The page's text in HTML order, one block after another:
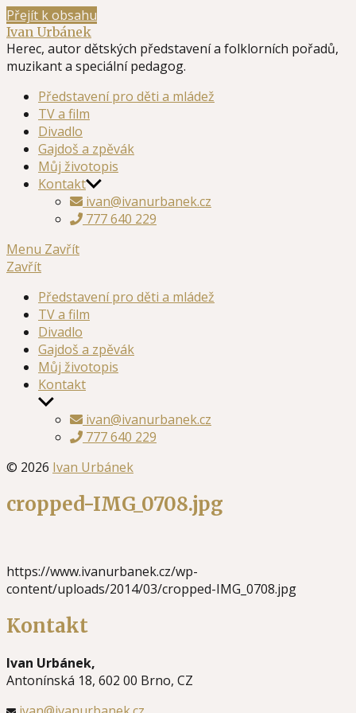
Přejít k obsahu
Ivan Urbánek
Herec, autor dětských představení a folklorních pořadů,
muzikant a speciální pedagog.
Představení pro děti a mládež
TV a film
Divadlo
Gajdoš a zpěvák
Můj životopis
Kontakt
ivan@ivanurbanek.cz
777 640 229
Menu Zavřít
Zavřít
Představení pro děti a mládež
TV a film
Divadlo
Gajdoš a zpěvák
Můj životopis
Kontakt
Zobrazit
podmenuivan@ivanurbanek.cz
777 640 229
© 2026 Ivan Urbánek
cropped-IMG_0708.jpg
https://www.ivanurbanek.cz/wp-
content/uploads/2014/03/cropped-IMG_0708.jpg
Kontakt
Ivan Urbánek,
Antonínská 18, 602 00 Brno, CZ